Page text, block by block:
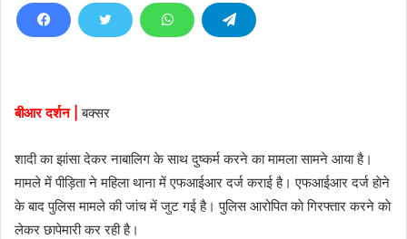
d
l
बीआर दर्शन | बक्सर
शादी का झांसा देकर नाबालिग के साथ दुष्कर्म करने का मामला सामने आया है।
मामले में पीड़िता ने महिला थाना में एफआईआर दर्ज कराई है। एफआईआर दर्ज हाेने
के बाद पुलिस मामले की जांच में जुट गई है। पुलिस आरोपित काे गिरफ्तार करने काे
लेकर छापेमारी कर रही है।